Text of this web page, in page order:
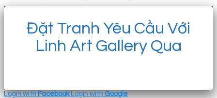
Đặt Tranh Yêu Cầu Với
Linh Art Gallery Qua
Login withFacebook Login withGoogle